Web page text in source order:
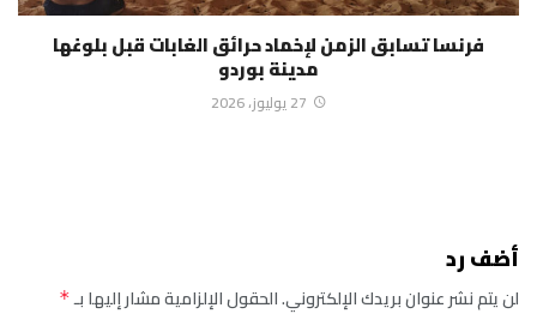
فرنسا تسابق الزمن لإخماد حرائق الغابات قبل بلوغها
مدينة بوردو
27 يوليوز، 2026
أضف رد
لن يتم نشر عنوان بريدك الإلكتروني.الحقول الإلزامية مشار إليها بـ*